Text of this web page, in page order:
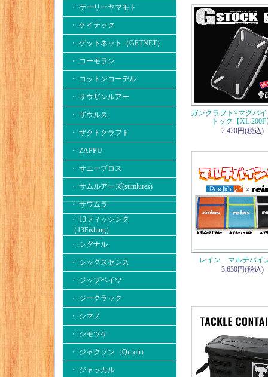
・ ゲーリーヤマモト
・ ケイテック
・ ゲットネット（GETNET）
・ コーモラン
・ コットンコーデル
・ サウザンルアー
・ ザウルス
・ ザクトクラフト
・ ZAPPU
・ サニーブロス
・ サムルアーズ(sumlures)
・ サワムラ
・ 13フィッシング
（13Fishing）
・ シグナル
・ シックスセンス
・ ジップベイツ
・ ジークラック
・ シマノ
・ シモツケ
・ ジャクソン（Qu-on）
・ ジャッカル
ガンクラフト×マグバ
トック【XL 200F
2,420円(税込)
レイン マルチバイ
3,630円(税込)